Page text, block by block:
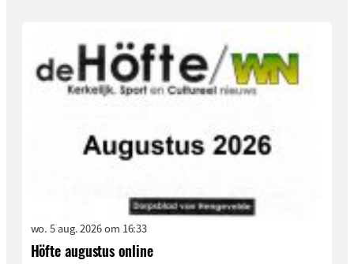
wo. 5 aug. 2026 om 16:33
Höfte augustus online